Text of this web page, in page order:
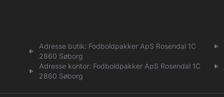
Adresse butik: Fodboldpakker ApS Rosendal 1C
2860 Søborg
Adresse kontor: Fodboldpakker ApS Rosendal 1C
2860 Søborg